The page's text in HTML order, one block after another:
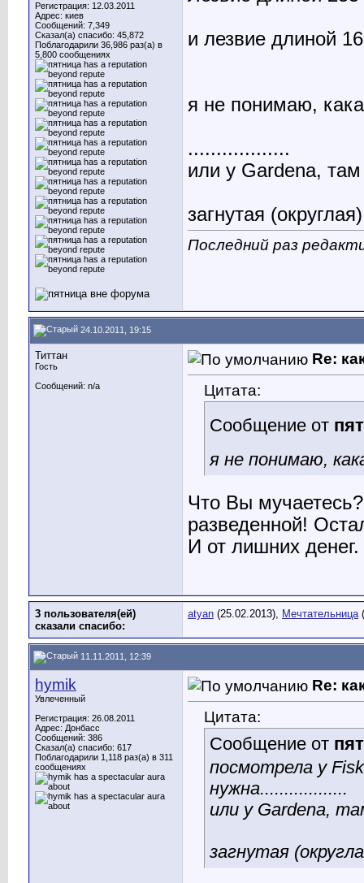
Регистрация: 12.03.2011
Адрес: киев
Сообщений: 7,349
Сказал(а) спасибо: 45,872
Поблагодарили 36,986 раз(а) в
5,800 сообщениях
и лезвие длиной
я не понимаю,
..................
или у Gardena,
загнутая
Последний раз
24.10.2011, 19:15
Титтан
Гость
Сообщений: n/a
Re:
Цитата:
Сообщение от
я не понимаю,
Что Вы
разведенной!
И от лишних денег.
3 пользователя(ей)
сказали cпасибо:
atyan (25.02.2013), Мечтательница
11.11.2011, 12:39
hymik
Увлеченный
Регистрация: 26.08.2011
Адрес: Донбасс
Сообщений: 386
Сказал(а) спасибо: 617
Поблагодарили 1,118 раз(а) в 311
сообщениях
Re:
Цитата:
Сообщение от
посмотрела у
нужна..................
или у Gardena,
загнутая